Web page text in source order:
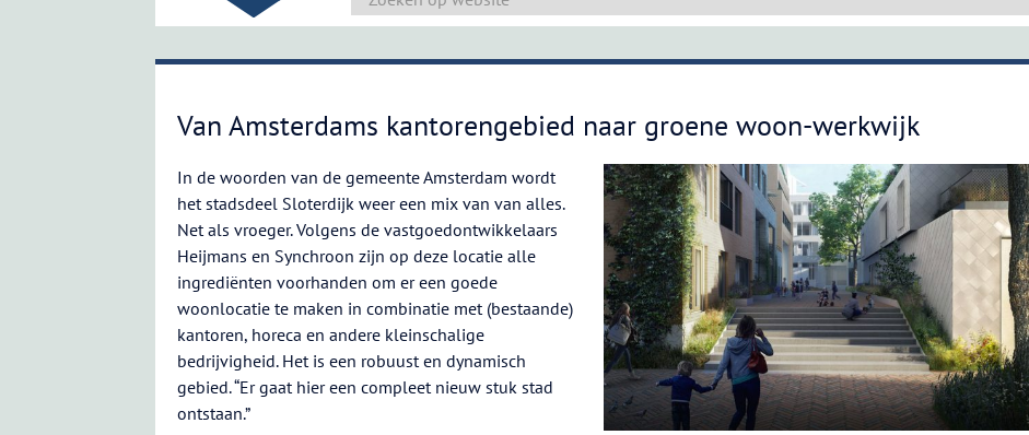
Van Amsterdams kantorengebied naar groene woon-werkwijk
In de woorden van de gemeente Amsterdam wordt
het stadsdeel Sloterdijk weer een mix van van alles.
Net als vroeger. Volgens de vastgoedontwikkelaars
Heijmans en Synchroon zijn op deze locatie alle
ingrediënten voorhanden om er een goede
woonlocatie te maken in combinatie met (bestaande)
kantoren, horeca en andere kleinschalige
bedrijvigheid. Het is een robuust en dynamisch
gebied. “Er gaat hier een compleet nieuw stuk stad
ontstaan.”